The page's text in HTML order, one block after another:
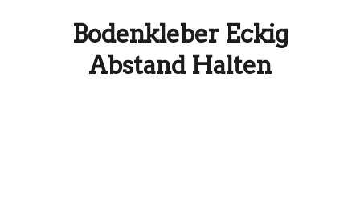
Bodenkleber Eckig
Abstand Halten